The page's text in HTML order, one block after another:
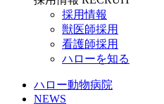
採用情報
獣医師採用
看護師採用
ハローを知る
ハロー動物病院
NEWS